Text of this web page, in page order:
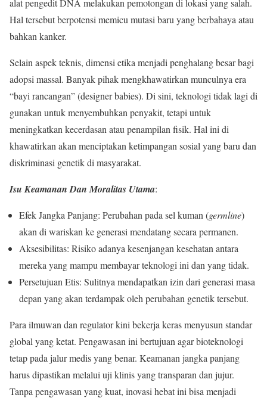
alat pengedit DNA melakukan pemotongan di lokasi yang salah.
Hal tersebut berpotensi memicu mutasi baru yang berbahaya atau
bahkan kanker.
Selain aspek teknis, dimensi etika menjadi penghalang besar bagi
adopsi massal. Banyak pihak mengkhawatirkan munculnya era
“bayi rancangan” (designer babies). Di sini, teknologi tidak lagi di
gunakan untuk menyembuhkan penyakit, tetapi untuk
meningkatkan kecerdasan atau penampilan fisik. Hal ini di
khawatirkan akan menciptakan ketimpangan sosial yang baru dan
diskriminasi genetik di masyarakat.
Isu Keamanan Dan Moralitas Utama:
Efek Jangka Panjang: Perubahan pada sel kuman (germline)
akan di wariskan ke generasi mendatang secara permanen.
Aksesibilitas: Risiko adanya kesenjangan kesehatan antara
mereka yang mampu membayar teknologi ini dan yang tidak.
Persetujuan Etis: Sulitnya mendapatkan izin dari generasi masa
depan yang akan terdampak oleh perubahan genetik tersebut.
Para ilmuwan dan regulator kini bekerja keras menyusun standar
global yang ketat. Pengawasan ini bertujuan agar bioteknologi
tetap pada jalur medis yang benar. Keamanan jangka panjang
harus dipastikan melalui uji klinis yang transparan dan jujur.
Tanpa pengawasan yang kuat, inovasi hebat ini bisa menjadi